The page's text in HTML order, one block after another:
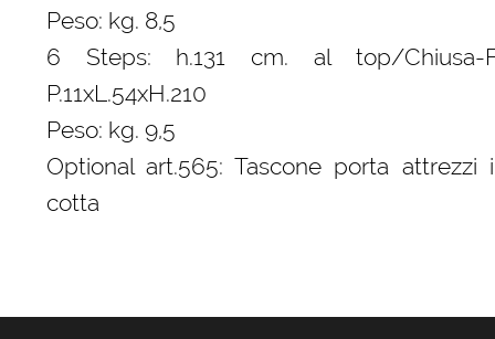
Peso: kg. 8,5
6 Steps: h.131 cm. al top/Chiusa-
P.11xL.54xH.210
Peso: kg. 9,5
Optional art.565: Tascone porta attrezzi
cotta